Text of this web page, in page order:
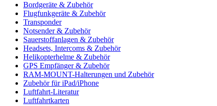
Bordgeräte & Zubehör
Flugfunkgeräte & Zubehör
Transponder
Notsender & Zubehör
Sauerstoffanlagen & Zubehör
Headsets, Intercoms & Zubehör
Helikopterhelme & Zubehör
GPS Empfänger & Zubehör
RAM-MOUNT-Halterungen und Zubehör
Zubehör für iPad/iPhone
Luftfahrt-Literatur
Luftfahrtkarten